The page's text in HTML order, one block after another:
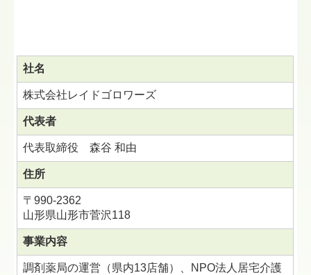
社名
株式会社レイドゴロワーズ
代表者
代表取締役 森谷 和由
住所
〒990-2362
山形県山形市菅沢118
事業内容
調剤薬局の運営（県内13店舗）、NPO法人居宅介護